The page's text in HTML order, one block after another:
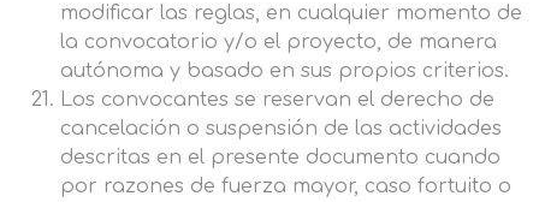
modificar las reglas, en cualquier momento de
la convocatorio y/o el proyecto, de manera
autónoma y basado en sus propios criterios.
Los convocantes se reservan el derecho de
cancelación o suspensión de las actividades
descritas en el presente documento cuando
por razones de fuerza mayor, caso fortuito o